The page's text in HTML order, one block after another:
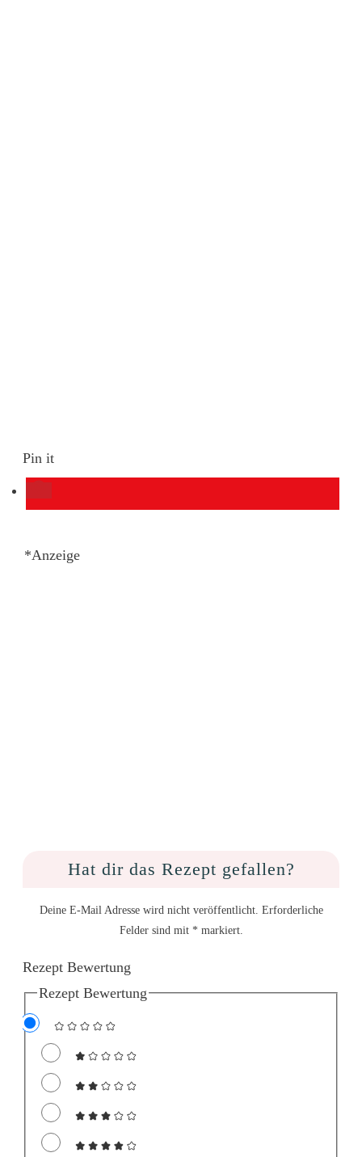
Pin it
*Anzeige
Hat dir das Rezept gefallen?
Deine E-Mail Adresse wird nicht veröffentlicht. Erforderliche
Felder sind mit * markiert.
Rezept Bewertung
Rezept Bewertung